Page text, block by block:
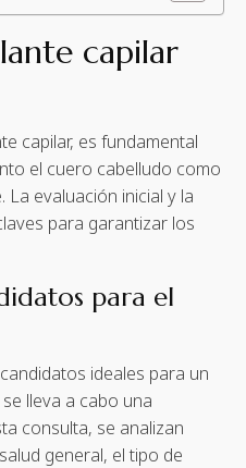
capilar
capilar, es fundamental
el cuero cabelludo como
La evaluación inicial y la
para garantizar los
para el
ideales para un
lleva a cabo una
consulta, se analizan
general, el tipo de